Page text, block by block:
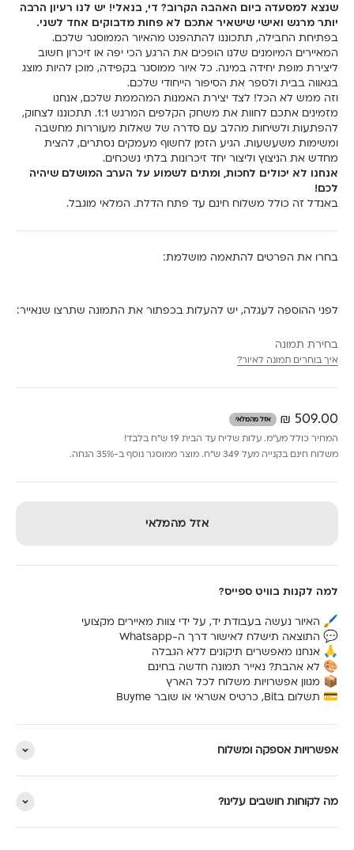
שנצא למסעדה ביום האהבה הקרוב? די, בנאלי! יש לנו רעיון הרבה
יותר מרגש ואישי שישאיר אתכם לא פחות מדבוקים אחד לשני.
בפתיחת החבילה, תתכוננו להתהפנט מהאיור הממוסגר שלכם.
המאיירים המיומנים שלנו הופכים את הרגע הכי יפה או זיכרון חשוב
ליצירת מופת יחידה במינה. כל איור ממוסגר בקפידה, מוכן להיות מוצג
בגאווה בבית ולספר את הסיפור הייחודי שלכם.
וזה ממש לא הכל! לצד יצירת האמנות המהממת שלכם, אנחנו
מזמינים אתכם לחוות את משחק הקלפים המרגש 1:1. תתכוננו לצחוק,
להפתעות ולשיחות מהלב עם סדרה של שאלות מעוררות מחשבה
ומשימות משעשעות. הגיע הזמן לחשוף מעמקים נסתרים, להצית
מחדש את הניצוץ וליצור יחד זיכרונות בלתי נשכחים.
אנחנו לא יכולים לחכות, ומתים לשמוע על הערב המושלם שיהיה
לכם!
באנדל זה כולל משלוח חינם עד פתח הדלת. המלאי מוגבל.
בחרו את הפרטים להתאמה מושלמת:
לפני ההוספה לעגלה, יש להעלות בכפתור את התמונה שתרצו שנאייר:
בחירת תמונה
איך בוחרים תמונה לאיור?
מחיר מבצע
509.00 ₪ אזל מהמלאי
המחיר כולל מע״מ. עלות שליח עד הבית 19 ש״ח בלבד!
משלוח חינם בקנייה מעל 349 ש״ח. מוצר ממוסגר נוסף ב-35% הנחה.
אזל מהמלאי
למה לקנות בוויט ספייס?
🖌️ האיור נעשה בעבודת יד, על ידי צוות מאיירים מקצועי
💬 התוצאה תישלח לאישור דרך ה-Whatsapp
🙏 אנחנו מאפשרים תיקונים ללא הגבלה
🎨 לא אהבת? נאייר תמונה חדשה בחינם
📦 מגוון אפשרויות משלוח לכל הארץ
💳 תשלום בBit, כרטיס אשראי או שובר Buyme
אפשרויות אספקה ומשלוח
מה לקוחות חושבים עלינו?